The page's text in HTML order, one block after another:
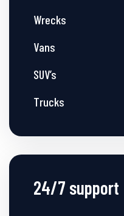
Wrecks
Vans
SUV’s
Trucks
24/7 support